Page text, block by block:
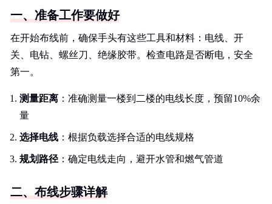
一、准备工作要做好
在开始布线前，确保手头有这些工具和材料：电线、开
关、电钻、螺丝刀、绝缘胶带。检查电路是否断电，安全
第一。
测量距离 ：准确测量一楼到二楼的电线长度，预留10%余
量
选择电线 ：根据负载选择合适的电线规格
规划路径 ：确定电线走向，避开水管和燃气管道
二、布线步骤详解